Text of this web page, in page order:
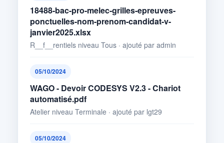
18488-bac-pro-melec-grilles-epreuves-
ponctuelles-nom-prenom-candidat-v-
janvier2025.xlsx
R__f__rentiels niveau Tous · ajouté par admin
05/10/2024
WAGO - Devoir CODESYS V2.3 - Chariot
automatisé.pdf
Atelier niveau Terminale · ajouté par lgt29
05/10/2024